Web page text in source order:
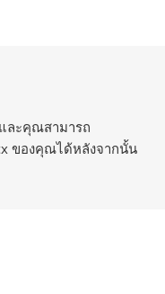
ละคุณสามารถ
ของคุณได้หลังจากนั้น